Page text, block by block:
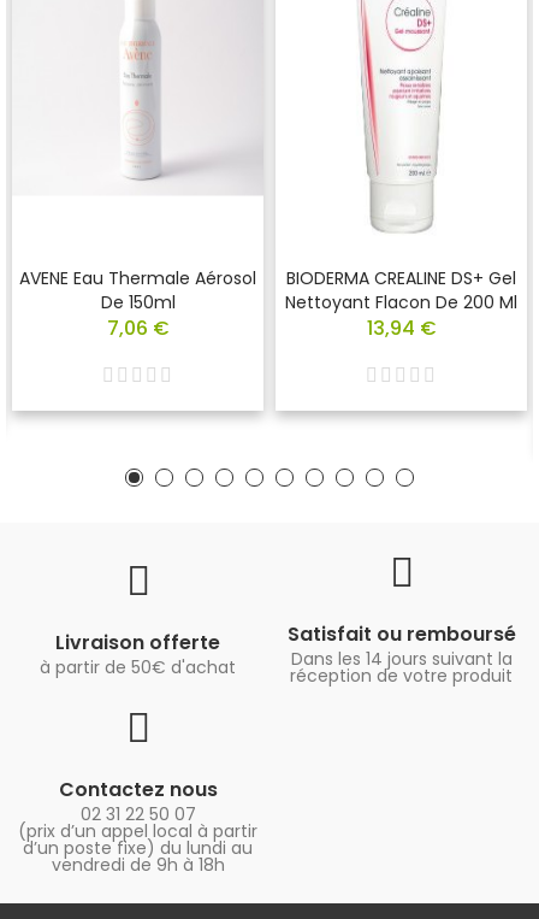
AVENE Eau Thermale Aérosol
De 150ml
7,06 €
BIODERMA CREALINE DS+ Gel
Nettoyant Flacon De 200 Ml
13,94 €
Livraison offerte
à partir de 50€ d'achat
Satisfait ou remboursé
Dans les 14 jours suivant la
réception de votre produit
Contactez nous
02 31 22 50 07
(prix d’un appel local à partir
d’un poste fixe) du lundi au
vendredi de 9h à 18h